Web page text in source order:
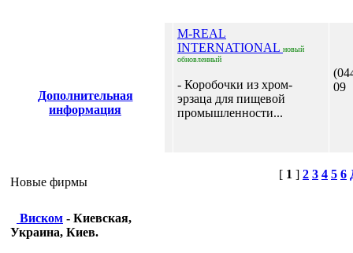
Дополнительная
информация
Новые фирмы
Виском - Киевская,
Украина, Киев.
M-REAL
INTERNATIONAL новый
обновленный
- Коробочки из хром-
эрзаца для пищевой
промышленности...
09
[ 1 ] 2 3 4 5 6